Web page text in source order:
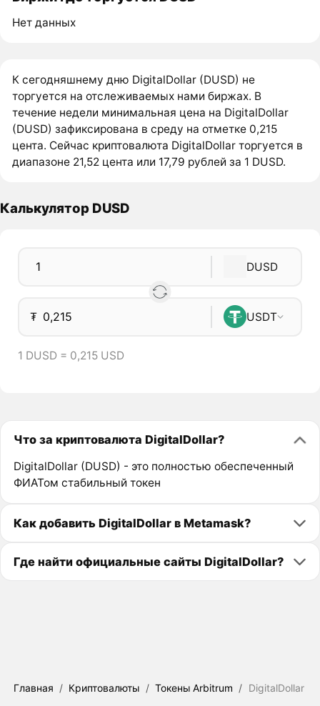
Нет данных
К сегодняшнему дню DigitalDollar (DUSD) не
торгуется на отслеживаемых нами биржах. В
течение недели минимальная цена на DigitalDollar
(DUSD) зафиксирована в среду на отметке 0,215
цента. Сейчас криптовалюта DigitalDollar торгуется в
диапазоне 21,52 цента или 17,79 рублей за 1 DUSD.
Калькулятор DUSD
DUSD
₮ USDT
1 DUSD = 0,215 USD
Что за криптовалюта DigitalDollar?
DigitalDollar (DUSD) - это полностью обеспеченный
ФИАТом стабильный токен
Как добавить DigitalDollar в Metamask?
Где найти официальные сайты DigitalDollar?
Главная / Криптовалюты / Токены Arbitrum / DigitalDollar